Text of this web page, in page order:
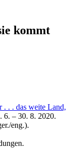
kommt
. . . das weite Land,
6. – 30. 8. 2020.
eng.).